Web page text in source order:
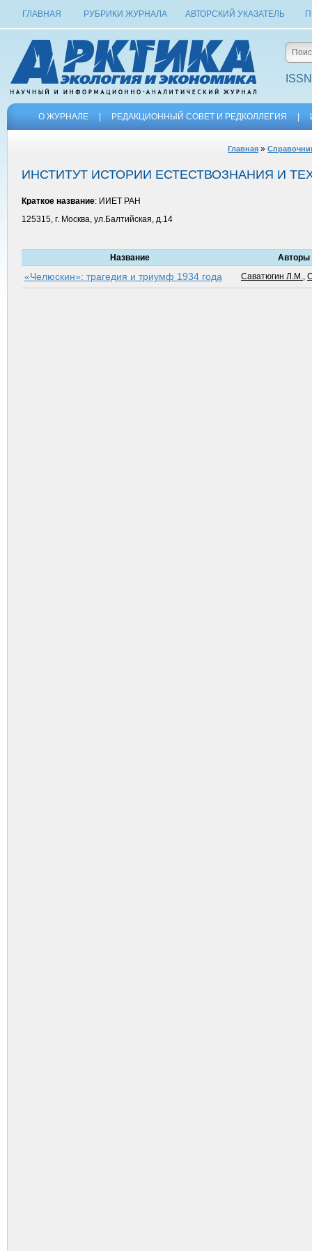
ГЛАВНАЯ РУБРИКИ ЖУРНАЛА АВТОРСКИЙ УКАЗАТЕЛЬ
О ЖУРНАЛЕ РЕДАКЦИОННЫЙ СОВЕТ И РЕДКОЛЛЕГИЯ
Главная »
ИНСТИТУТ ИСТОРИИ ЕСТЕСТВОЗНАНИЯ И
Краткое название: ИИЕТ РАН
125315, г. Москва, ул.Балтийская, д.14
Название Авторы
«Челюскин»: трагедия и триумф 1934 года Саватюгин Л.М.,